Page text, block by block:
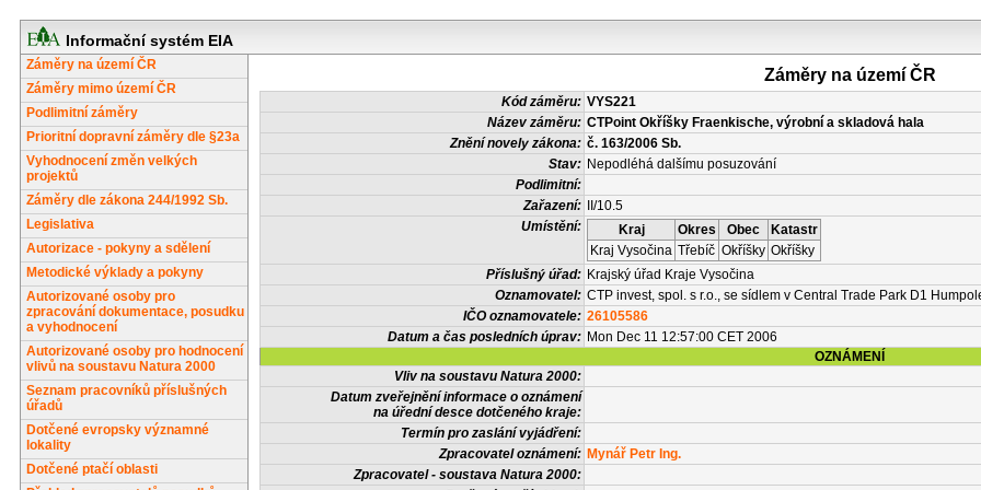
Informační systém EIA
Záměry na území ČR
Záměry mimo území ČR
Podlimitní záměry
Prioritní dopravní záměry dle §23a
Vyhodnocení změn velkých
projektů
Záměry dle zákona 244/1992 Sb.
Legislativa
Autorizace - pokyny a sdělení
Metodické výklady a pokyny
Autorizované osoby pro
zpracování dokumentace, posudku
a vyhodnocení
Autorizované osoby pro hodnocení
vlivů na soustavu Natura 2000
Seznam pracovníků příslušných
úřadů
Dotčené evropsky významné
lokality
Dotčené ptačí oblasti
Záměry na území ČR
Kód záměru: VYS221
Název záměru: CTPoint Okříšky Fraenkische, výrobní a skladová hala
Znění novely zákona: č. 163/2006 Sb.
Stav: Nepodléhá dalšímu posuzování
Podlimitní:
Zařazení:
II/10.5
Umístění:
Kraj Okres Obec
Katastr
Kraj Vysočina Třebíč Okříšky Okříšky
Příslušný úřad: Krajský úřad Kraje Vysočina
Oznamovatel: CTP invest, spol. s r.o., se sídlem v Central Trade Park D1
IČO oznamovatele: 26105586
Datum a čas posledních úprav: Mon Dec 11 12:57:00 CET 2006
OZNÁMENÍ
Vliv na soustavu Natura 2000:
Datum zveřejnění informace o oznámení
na úřední desce dotčeného kraje:
Termín pro zaslání vyjádření:
Zpracovatel oznámení: Mynář Petr Ing.
Zpracovatel - soustava Natura 2000: